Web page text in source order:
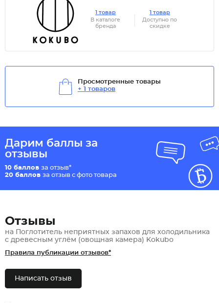
1 товар
В каталоге
бренда
1 товар
Доступно по
скидке
Просмотренные товары
+ 1 товаров
Дарим баллы за
отзывы
10 баллов за отзыв*
20 баллов за отзыв с фото товара
Отзывы
на Поглотитель неприятных запахов для холодильника
с древесным углём (овощная камера) Kokubo
Правила публикации отзывов*
Написать отзыв